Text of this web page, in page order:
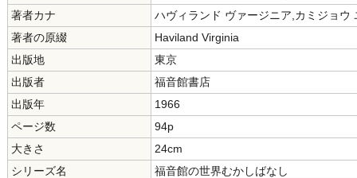
著者カナ
ハヴィランド ヴァージニア,カミジョウ
著者の原綴
Haviland Virginia
出版地
東京
出版者
福音館書店
出版年
1966
ページ数
94p
大きさ
24cm
シリーズ名
福音館の世界むかしばなし